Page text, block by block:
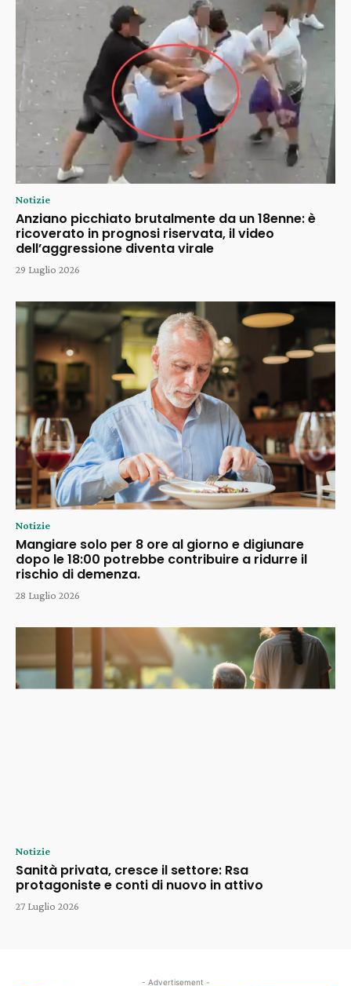
Notizie
Anziano picchiato brutalmente da un 18enne: è
ricoverato in prognosi riservata, il video
dell’aggressione diventa virale
29 Luglio 2026
Notizie
Mangiare solo per 8 ore al giorno e digiunare
dopo le 18:00 potrebbe contribuire a ridurre il
rischio di demenza.
28 Luglio 2026
Notizie
Sanità privata, cresce il settore: Rsa
protagoniste e conti di nuovo in attivo
27 Luglio 2026
- Advertisement -